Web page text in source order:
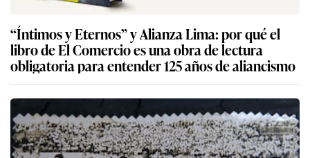
“Íntimos y Eternos” y Alianza Lima: por qué el
libro de El Comercio es una obra de lectura
obligatoria para entender 125 años de aliancismo